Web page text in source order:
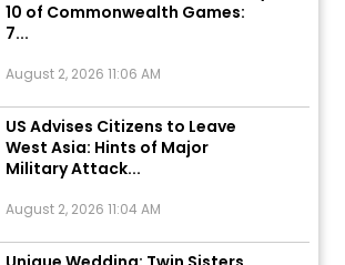
7...
US Advises Citizens to Leave
West Asia: Hints of Major
Military Attack...
Unique Wedding: Twin Sisters